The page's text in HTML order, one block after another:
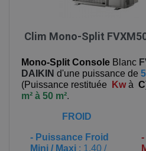
Clim Mono-Split
Mono-Split Console Blanc
DAIKIN d'une puissance de
(Puissance restituée Kwà C
m² à 50 m².
FROID
- Puissance Froid
Mini / Maxi : 1,40 /
-